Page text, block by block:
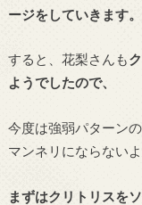
ージをしていきます。
すると、花梨さんも
ようでしたので、
今度は強弱パターン
マンネリにならない
まずはクリトリスを